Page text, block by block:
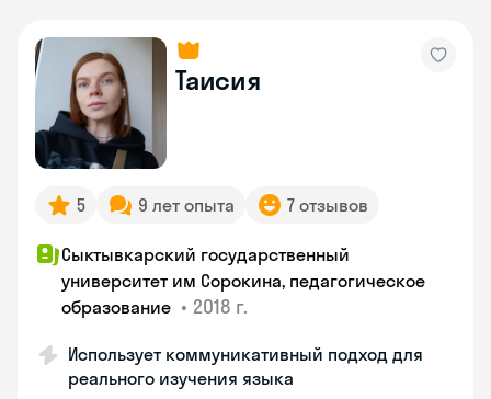
Таисия
5 9 лет опыта 7 отзывов
Сыктывкарский государственный
университет им Сорокина, педагогическое
образование • 2018 г.
Использует коммуникативный подход для
реального изучения языка